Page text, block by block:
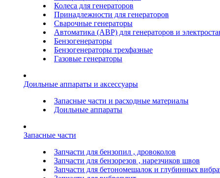
Колеса для генераторов
Принадлежности для генераторов
Сварочные генераторы
Автоматика (АВР) для генераторов и
Бензогенераторы
Бензогенераторы трехфазные
Газовые генераторы
Доильные аппараты и аксессуары
Запасные части и расходные материалы
Доильные аппараты
Запасные части
Запчасти для бензопил , дровоколов
Запчасти для бензорезов , нарезчиков швов
Запчасти для бетономешалок и глубинных